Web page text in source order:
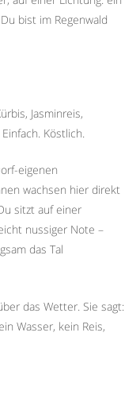
bist im Regenwald
Jasminreis,
Köstlich.
eigenen
wachsen hier direkt
sitzt auf einer
nussiger Note –
das Tal
das Wetter. Sie sagt:
Wasser, kein Reis,